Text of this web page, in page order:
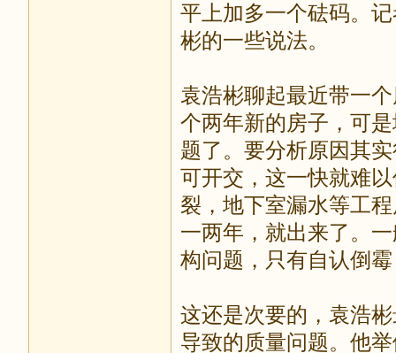
平上加多一个砝码。
彬的一些说法。
袁浩彬聊起最近带一
个两年新的房子，可
题了。要分析原因其
可开交，这一快就难
裂，地下室漏水等工
一两年，就出来了。
构问题，只有自认倒
这还是次要的，袁浩
导致的质量问题。他